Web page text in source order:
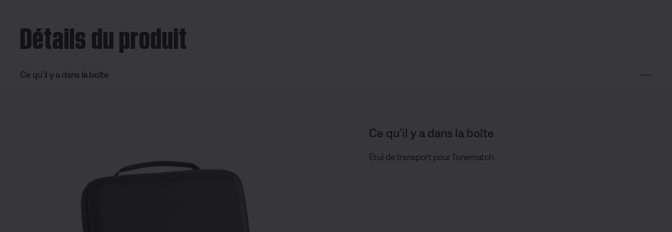
Détails du produit
Ce qu’il y a dans la boîte
Ce qu’il y a dans la boîte
Étui de transport pour Tonematch